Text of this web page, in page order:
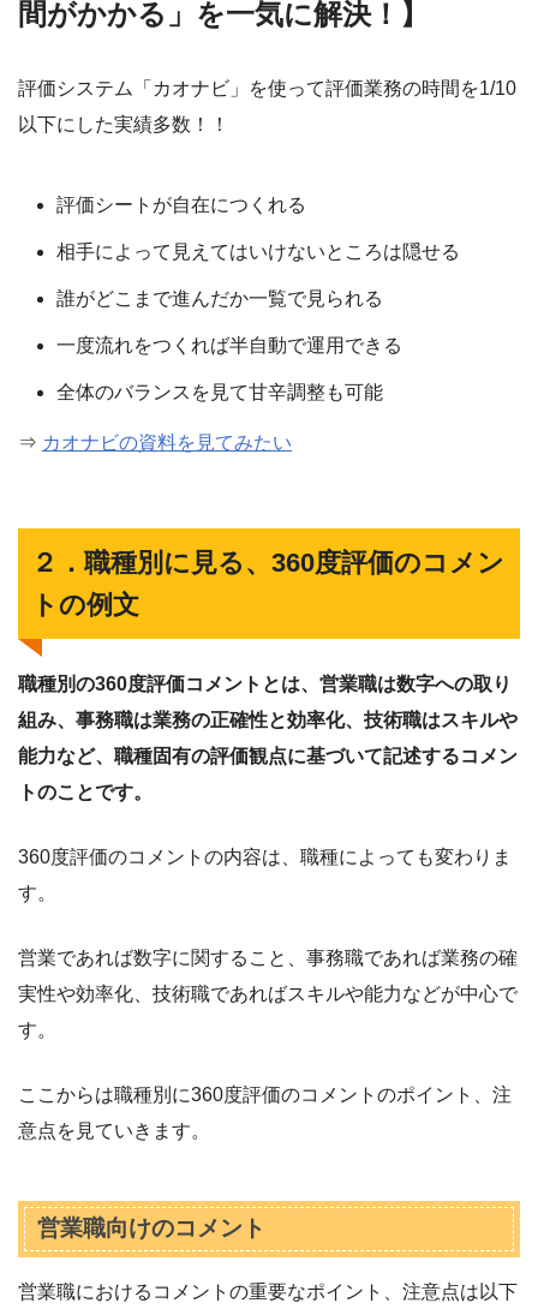
間がかかる」を一気に解決！】
評価システム「カオナビ」を使って評価業務の時間を1/10
以下にした実績多数！！
評価シートが自在につくれる
相手によって見えてはいけないところは隠せる
誰がどこまで進んだか一覧で見られる
一度流れをつくれば半自動で運用できる
全体のバランスを見て甘辛調整も可能
⇒ カオナビの資料を見てみたい
２．職種別に見る、360度評価のコメン
トの例文
職種別の360度評価コメントとは、営業職は数字への取り
組み、事務職は業務の正確性と効率化、技術職はスキルや
能力など、職種固有の評価観点に基づいて記述するコメン
トのことです。
360度評価のコメントの内容は、職種によっても変わりま
す。
営業であれば数字に関すること、事務職であれば業務の確
実性や効率化、技術職であればスキルや能力などが中心で
す。
ここからは職種別に360度評価のコメントのポイント、注
意点を見ていきます。
営業職向けのコメント
営業職におけるコメントの重要なポイント、注意点は以下